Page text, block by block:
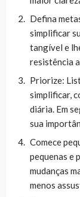
Defina
simplificar
tangível e
resistência
Priorize:
simplificar,
diária. Em
sua
Comece
pequenas e
mudanças
menos